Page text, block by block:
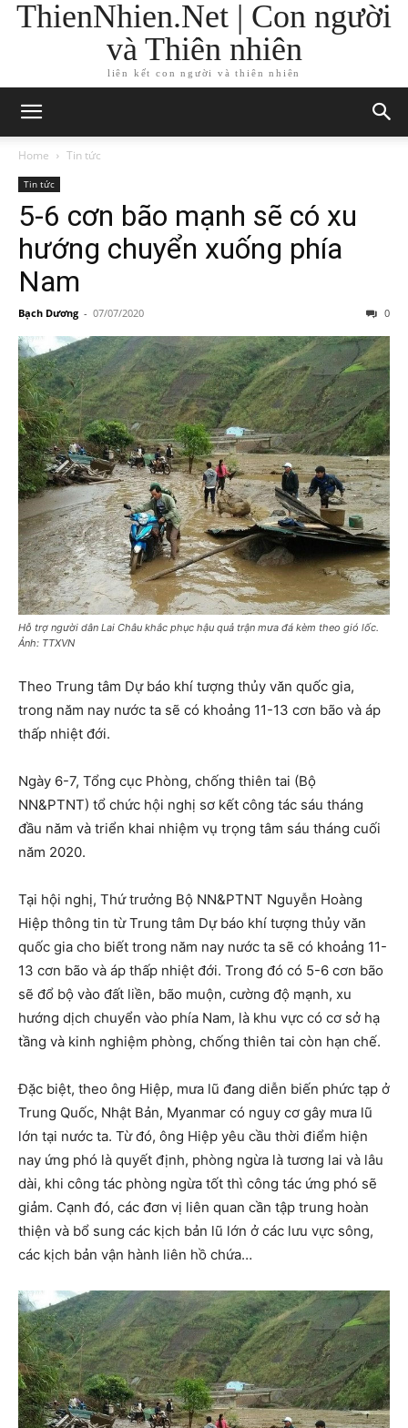
ThienNhien.Net | Con người
và Thiên nhiên
liên kết con người và thiên nhiên
Home Tin tức
Tin tức
5-6 cơn bão mạnh sẽ có xu
hướng chuyển xuống phía
Nam
Bạch Dương - 07/07/2020 0
Hỗ trợ người dân Lai Châu khắc phục hậu quả trận mưa đá kèm theo gió lốc.
Ảnh: TTXVN
Theo Trung tâm Dự báo khí tượng thủy văn quốc gia,
trong năm nay nước ta sẽ có khoảng 11-13 cơn bão và áp
thấp nhiệt đới.
Ngày 6-7, Tổng cục Phòng, chống thiên tai (Bộ
NN&PTNT) tổ chức hội nghị sơ kết công tác sáu tháng
đầu năm và triển khai nhiệm vụ trọng tâm sáu tháng cuối
năm 2020.
Tại hội nghị, Thứ trưởng Bộ NN&PTNT Nguyễn Hoàng
Hiệp thông tin từ Trung tâm Dự báo khí tượng thủy văn
quốc gia cho biết trong năm nay nước ta sẽ có khoảng 11-
13 cơn bão và áp thấp nhiệt đới. Trong đó có 5-6 cơn bão
sẽ đổ bộ vào đất liền, bão muộn, cường độ mạnh, xu
hướng dịch chuyển vào phía Nam, là khu vực có cơ sở hạ
tầng và kinh nghiệm phòng, chống thiên tai còn hạn chế.
Đặc biệt, theo ông Hiệp, mưa lũ đang diễn biến phức tạp ở
Trung Quốc, Nhật Bản, Myanmar có nguy cơ gây mưa lũ
lớn tại nước ta. Từ đó, ông Hiệp yêu cầu thời điểm hiện
nay ứng phó là quyết định, phòng ngừa là tương lai và lâu
dài, khi công tác phòng ngừa tốt thì công tác ứng phó sẽ
giảm. Cạnh đó, các đơn vị liên quan cần tập trung hoàn
thiện và bổ sung các kịch bản lũ lớn ở các lưu vực sông,
các kịch bản vận hành liên hồ chứa…